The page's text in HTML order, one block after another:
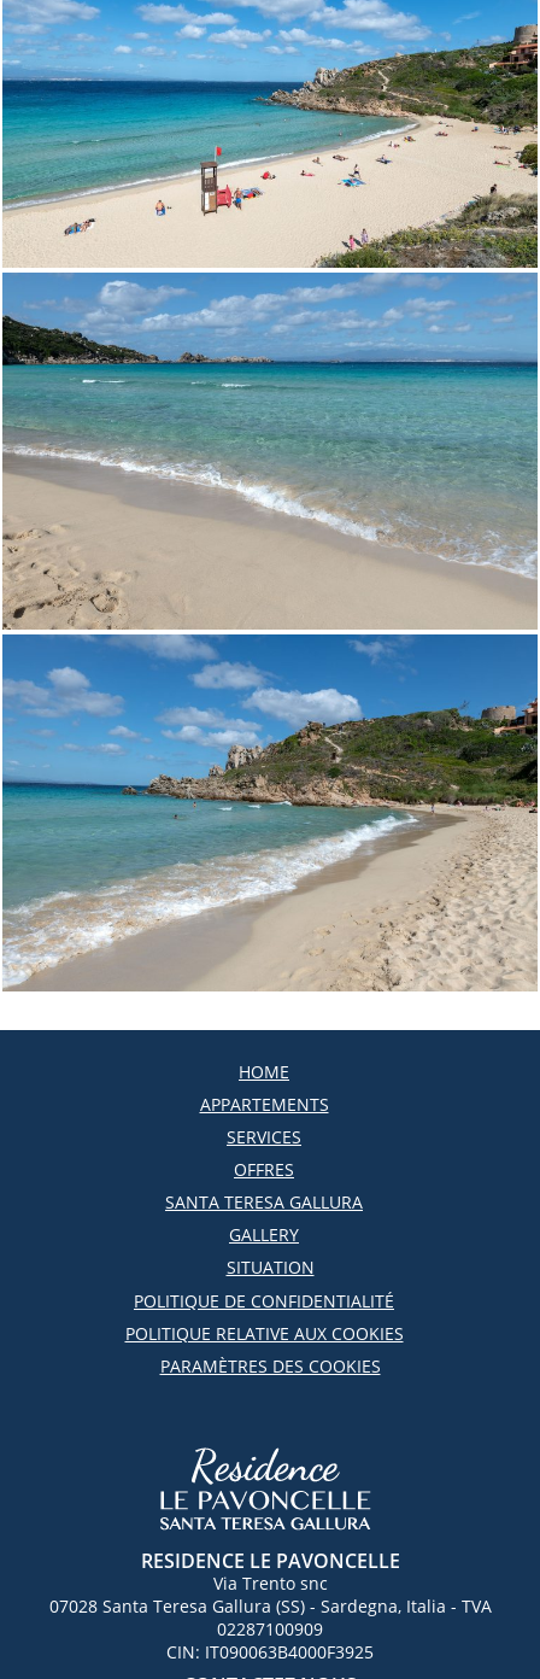
HOME
APPARTEMENTS
SERVICES
OFFRES
SANTA TERESA GALLURA
GALLERY
SITUATION
POLITIQUE DE CONFIDENTIALITÉ
POLITIQUE RELATIVE AUX COOKIES
PARAMÈTRES DES COOKIES
RESIDENCE LE PAVONCELLE
Via Trento snc
07028 Santa Teresa Gallura (SS) - Sardegna, Italia - TVA
02287100909
CIN: IT090063B4000F3925